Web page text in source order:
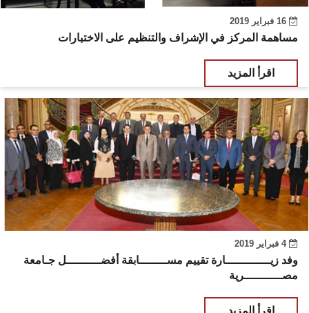
مساهمة المركز في الإشراف والتنظيم على الاختبارات
اقرأ المزيد
4 فبراير 2019
وفد زيـــــــــــــارة تقييم مســــــــابقة أفضــــــــــل جـامعة
مصـــــــــــرية
اقرأ المزيد